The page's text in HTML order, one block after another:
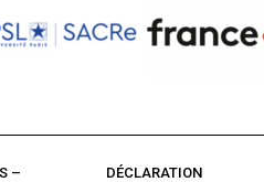
– DÉCLARATION